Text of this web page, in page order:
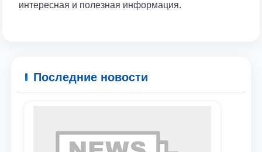
интересная и полезная информация.
Последние новости